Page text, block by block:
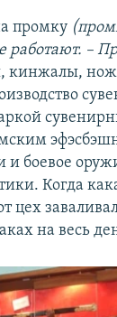
промку
работают. –
кинжалы,
и боевое
Когда
цех
на весь